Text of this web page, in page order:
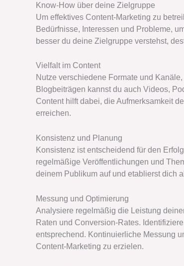
Know-How über deine Zielgruppe
Um effektives Content-Marketing zu
Bedürfnisse, Interessen und Probleme,
besser du deine Zielgruppe verstehst,
Vielfalt im Content
Nutze verschiedene Formate und
Blogbeiträgen kannst du auch Videos,
Content hilft dabei, die Aufmerksamkeit
erreichen.
Konsistenz und Planung
Konsistenz ist entscheidend für den
regelmäßige Veröffentlichungen und
deinem Publikum auf und etablierst dich
Messung und Optimierung
Analysiere regelmäßig die Leistung
Raten und Conversion-Rates.
entsprechend. Kontinuierliche Messung
Content-Marketing zu erzielen.